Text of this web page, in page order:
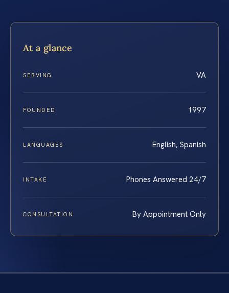
At a glance
SERVING VA
FOUNDED 1997
LANGUAGES English, Spanish
INTAKE Phones Answered 24/7
CONSULTATION By Appointment Only